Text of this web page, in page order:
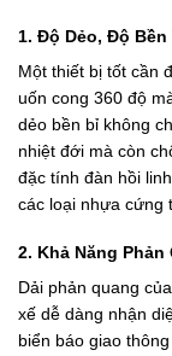
1. Độ Dẻo, Độ
Một thiết bị tốt cần
uốn cong 360 độ
dẻo bền bỉ không
nhiệt đới mà còn
đặc tính đàn hồi
các loại nhựa cứng
2. Khả Năng Phản
Dải phản quang
xế dễ dàng nhận
biển báo giao